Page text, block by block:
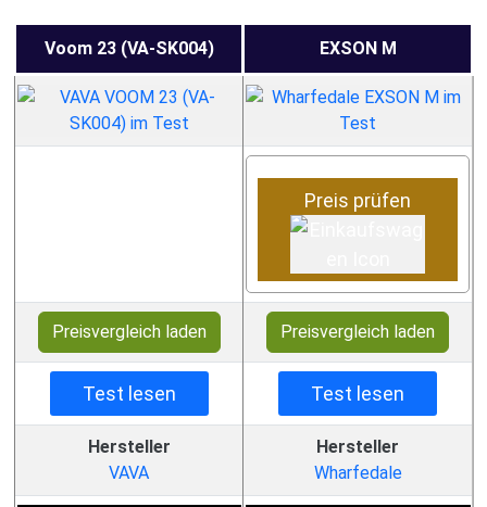
Voom 23 (VA-SK004) EXSON M
Preis prüfen
Preisvergleich laden Preisvergleich laden
Test lesen Test lesen
Hersteller
VAVA
Hersteller
Wharfedale